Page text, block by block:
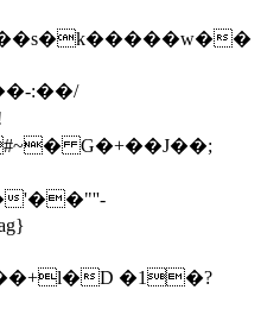
�
:��/
G�+��J��;
'��"''-
D �1�?